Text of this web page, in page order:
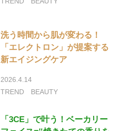
洗う時間から肌が変わる！
「エレクトロン」が提案する
新エイジングケア
2026.4.14
TREND
BEAUTY
「3CE」で叶う！ベーカリー